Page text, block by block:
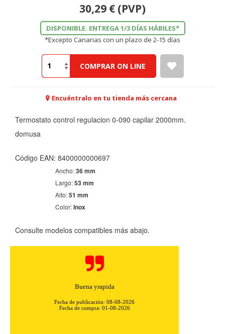
30,29 € (PVP)
DISPONIBLE. ENTREGA 1/3 DÍAS HÁBILES*
*Excepto Canarias con un plazo de 2-15 días
COMPRAR ON LINE
Encuéntralo en tu tienda más cercana
Termostato control regulacion 0-090 capilar 2000mm.
domusa
Código EAN: 8400000000697
Ancho:36 mm
Largo:53 mm
Alto:51 mm
Color:Inox
Consulte modelos compatibles más abajo.
Buena yrapida
Fecha de publicación: 08-08-2026
Fecha de compra: 01-08-2026
CONFIGURACIÓN DE COOKIES
Cookies necesarias
Estas cookies son necesarias para que el sitio web
Puede configurar su navegador para bloquear o alertar
sobre estas cookies, pero alguna áreas del sitio no
funcionarán. Estas cookies no almacenan ninguna